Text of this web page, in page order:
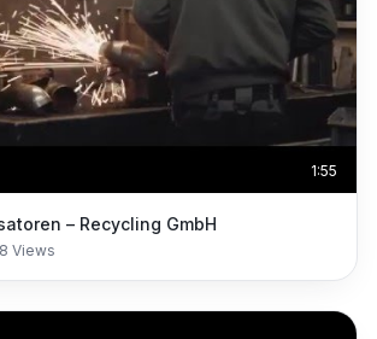
1:55
– Recycling GmbH
Views